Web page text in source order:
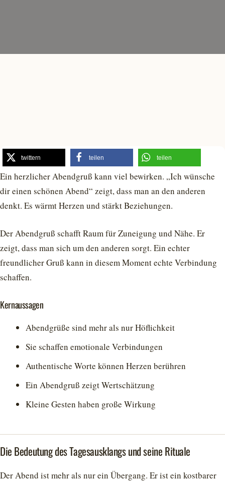
twittern teilen teilen
Ein herzlicher Abendgruß kann viel bewirken. „Ich wünsche
dir einen schönen Abend“ zeigt, dass man an den anderen
denkt. Es wärmt Herzen und stärkt Beziehungen.
Der Abendgruß schafft Raum für Zuneigung und Nähe. Er
zeigt, dass man sich um den anderen sorgt. Ein echter
freundlicher Gruß kann in diesem Moment echte Verbindung
schaffen.
Kernaussagen
Abendgrüße sind mehr als nur Höflichkeit
Sie schaffen emotionale Verbindungen
Authentische Worte können Herzen berühren
Ein Abendgruß zeigt Wertschätzung
Kleine Gesten haben große Wirkung
Die Bedeutung des Tagesausklangs und seine Rituale
Der Abend ist mehr als nur ein Übergang. Er ist ein kostbarer